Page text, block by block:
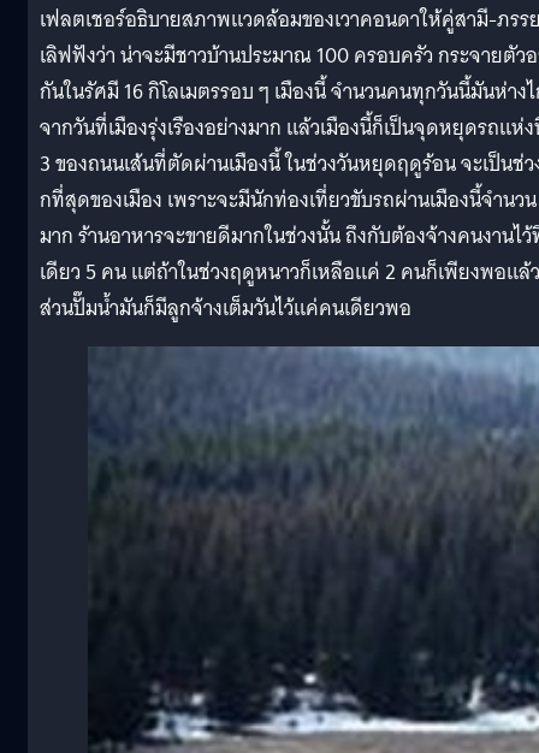
เฟลตเชอร์อธิบายสภาพแวดล้อมของเวาคอนดาให้คู่สามี-ภรร
เลิฟฟังว่า น่าจะมีชาวบ้านประมาณ 100 ครอบครัว กระจายตัว
กันในรัศมี 16 กิโลเมตรรอบ ๆ เมืองนี้ จำนวนคนทุกวันนี้มันห่าง
จากวันที่เมืองรุ่งเรืองอย่างมาก แล้วเมืองนี้ก็เป็นจุดหยุดรถแห่
3 ของถนนเส้นที่ตัดผ่านเมืองนี้ ในช่วงวันหยุดฤดูร้อน จะเป็นช่
กที่สุดของเมือง เพราะจะมีนักท่องเที่ยวขับรถผ่านเมืองนี้จำนวน
มาก ร้านอาหารจะขายดีมากในช่วงนั้น ถึงกับต้องจ้างคนงานไ
เดียว 5 คน แต่ถ้าในช่วงฤดูหนาวก็เหลือแค่ 2 คนก็เพียงพอแล้ว
ส่วนปั๊มน้ำมันก็มีลูกจ้างเต็มวันไว้แค่คนเดียวพอ